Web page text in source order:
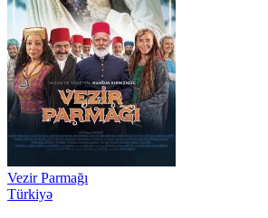
Vezir Parmağı
Türkiyə